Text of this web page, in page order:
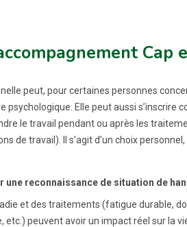
Cap
peut, pour certaines personnes
psychologique. Elle peut aussi
le travail pendant ou après les
de travail). Il s’agit d’un choix
une reconnaissance de situation de
et des traitements (fatigue durable,
peuvent avoir un impact réel sur la